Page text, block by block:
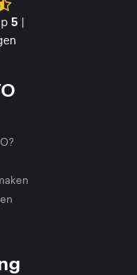
5 |